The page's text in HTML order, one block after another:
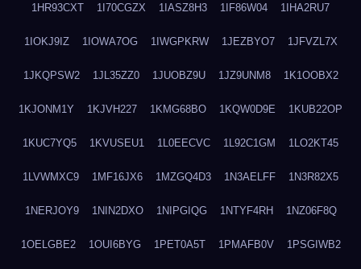
1HR93CXT 1I70CGZX 1IASZ8H3 1IF86W04 1IHA2RU7
1IOKJ9IZ 1IOWA7OG 1IWGPKRW 1JEZBYO7 1JFVZL7X
1JKQPSW2 1JL35ZZ0 1JUOBZ9U 1JZ9UNM8 1K1OOBX2
1KJONM1Y 1KJVH227 1KMG68BO 1KQW0D9E 1KUB22OP
1KUC7YQ5 1KVUSEU1 1L0EECVC 1L92C1GM 1LO2KT45
1LVWMXC9 1MF16JX6 1MZGQ4D3 1N3AELFF 1N3R82X5
1NERJOY9 1NIN2DXO 1NIPGIQG 1NTYF4RH 1NZ06F8Q
1OELGBE2 1OUI6BYG 1PET0A5T 1PMAFB0V 1PSGIWB2